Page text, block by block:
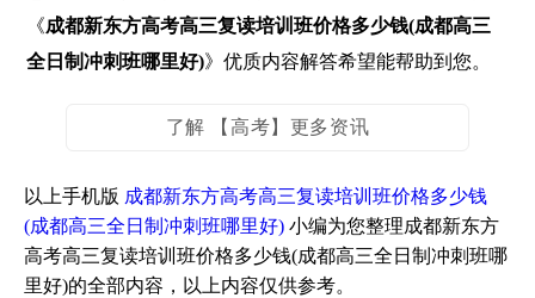
《成都新东方高考高三复读培训班价格多少钱(成都高三
全日制冲刺班哪里好)》优质内容解答希望能帮助到您。
了解 【高考】更多资讯
以上手机版 成都新东方高考高三复读培训班价格多少钱
(成都高三全日制冲刺班哪里好) 小编为您整理成都新东方
高考高三复读培训班价格多少钱(成都高三全日制冲刺班哪
里好)的全部内容，以上内容仅供参考。